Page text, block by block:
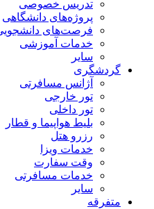
تدریس خصوصی
پروژه‌های دانشگاهی
فرصت‌های دانشجویی
خدمات آموزشی
سایر
گردشگری
آژانس مسافرتی
تور خارجی
تور داخلی
بلیط هواپیما و قطار
رزرو هتل
خدمات ویزا
وقت سفارت
خدمات مسافرتی
سایر
متفرقه